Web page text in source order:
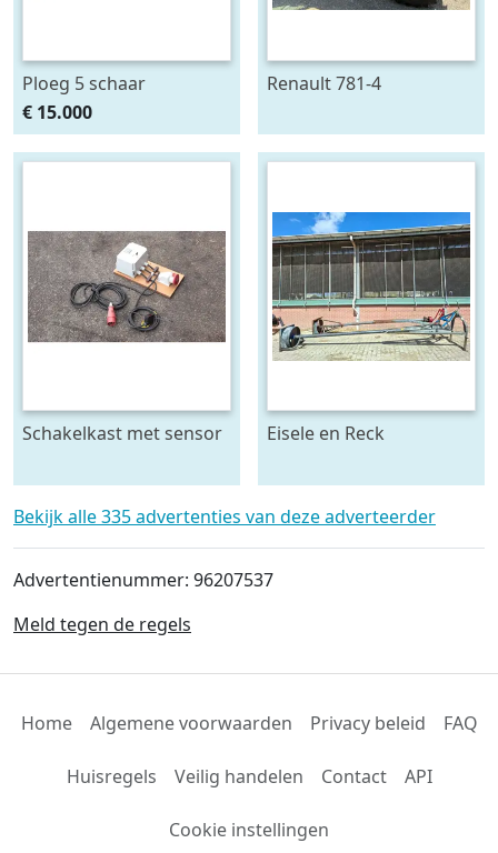
Ploeg 5 schaar
RUMPTSTAD RPV 140 -
480V4 + 1
€ 15.000
Renault 781-4
Schakelkast met sensor
Eisele en Reck
kast 70 x 70 raam - beide
5 meter lang
Bekijk alle 335 advertenties van deze adverteerder
Advertentienummer: 96207537
Meld tegen de regels
Home Algemene voorwaarden Privacy beleid FAQ
Huisregels Veilig handelen Contact API
Cookie instellingen